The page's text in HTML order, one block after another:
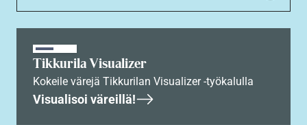
Tikkurila Visualizer
Kokeile värejä Tikkurilan Visualizer -työkalulla
Visualisoi väreillä!